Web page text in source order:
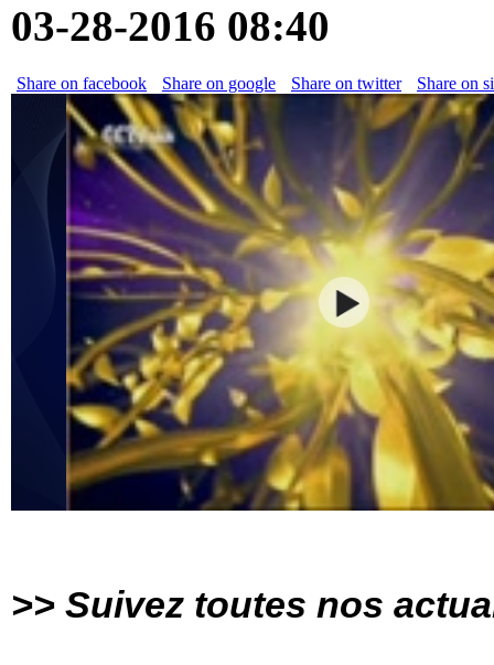
03-28-2016 08:40
Share on facebook Share on google Share on twitter Share on
>> Suivez toutes nos